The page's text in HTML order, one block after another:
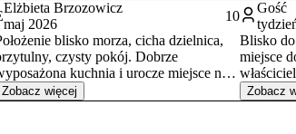
Elżbieta Brzozowicz
maj 2026
10
blisko morza, cicha dzielnica,
czysty pokój. Dobrze
kuchnia i urocze miejsce na
Przemiła, bardzo życzliwa i
właścicielka. Nie miałyśmy z
Zobacz więcej
Gość
Blisko do
miejsce
Był to
Zobacz